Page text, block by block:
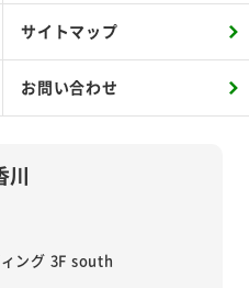
川
ング 3F south
サイトマップ
お問い合わせ